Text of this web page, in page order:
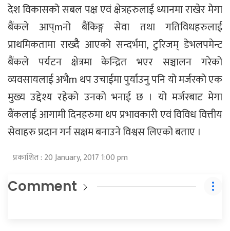
देश विकासको सबल पक्ष एवं क्षेत्रहरुलाई ध्यानमा राखेर मेगा
बैंकले आप्mनो बैंकिङ्ग सेवा तथा गतिविधहरुलाई
प्राथमिकतामा राख्दैै आएको सन्दर्भमा, टुरिजम् डेभलपमेन्ट
बैंकले पर्यटन क्षेत्रमा केन्द्रित भएर सञ्चालन गरेको
व्यवसायलाई अभैm थप उचाईमा पुर्याउनु पनि यो मर्जरको एक
मुख्य उद्देश्य रहेको उनको भनाई छ । यो मर्जरबाट मेगा
बैंकलाई आगामी दिनहरुमा थप प्रभावकारी एवं विविध वित्तीय
सेवाहरु प्रदान गर्न सक्षम बनाउने विश्वस लिएको बताए ।
प्रकाशित : 20 January, 2017 1:00 pm
Comment